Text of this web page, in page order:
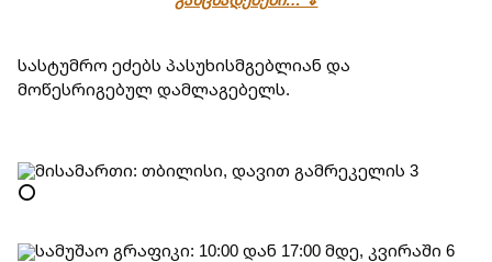
სასტუმრო ეძებს პასუხისმგებლიან და
მოწესრიგებულ დამლაგებელს.
მისამართი: თბილისი, დავით გამრეკელის 3
სამუშაო გრაფიკი: 10:00 დან 17:00 მდე, კვირაში 6